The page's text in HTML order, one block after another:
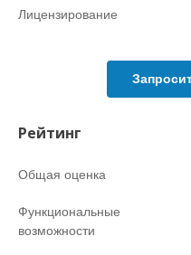
Лицензирование
Рейтинг
Общая оценка
Функциональные
возможности